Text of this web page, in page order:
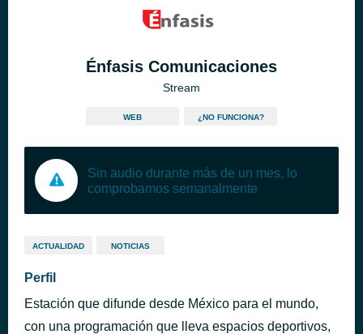
Énfasis Comunicaciones
Stream
WEB ¿NO FUNCIONA?
Sin audio durante más de un mes, lo
comprobamos semanalmente
ACTUALIDAD NOTICIAS
Perfil
Estación que difunde desde México para el mundo,
con una programación que lleva espacios deportivos,